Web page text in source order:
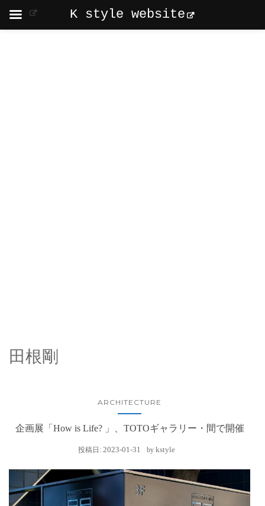
田根剛
ARCHITECTURE
企画展「How is Life? 」、TOTOギャラリー・間で開催
投稿日: 2023-01-31 by kstyle
K style website